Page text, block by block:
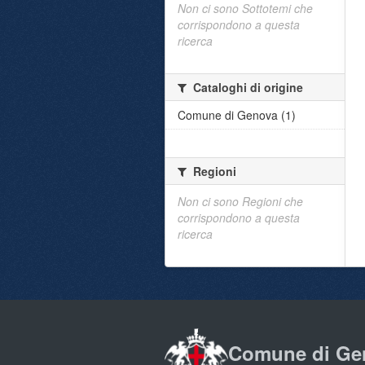
Non ci sono Sottotemi che
corrispondono a questa
ricerca
Cataloghi di origine
Comune di Genova (1)
Regioni
Non ci sono Regioni che
corrispondono a questa
ricerca
Comune di